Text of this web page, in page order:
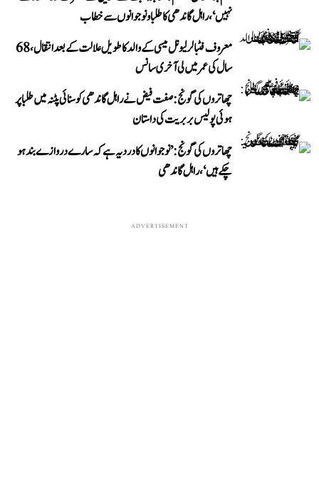
نہیں‘، راہل گاندھی کا طلبا و نوجوانوں سے خطاب
معروف فٹبالر لیونل میسی کے والد کا طویل علالت کے بعد انتقال، 68
سال کی عمر میں لی آخری سانس
چھاتروں کی گونج: صفت فیض نے راہل گاندھی کو سنائی پٹنہ میں طلبا پر
ہوئی پولیس بربریت کی داستان
چھاتروں کی گونج: ’نوجوانوں کا درد یہ ہے کہ سارے دروازے بند ہو
چکے ہیں‘، راہل گاندھی
ADVERTISEMENT